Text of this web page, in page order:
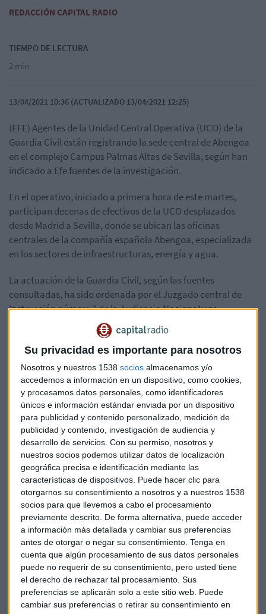
Su privacidad es importante para nosotros
Nosotros y nuestros 1538 socios almacenamos y/o
accedemos a información en un dispositivo, como cookies,
y procesamos datos personales, como identificadores
únicos e información estándar enviada por un dispositivo
para publicidad y contenido personalizado, medición de
publicidad y contenido, investigación de audiencia y
desarrollo de servicios. Con su permiso, nosotros y
nuestros socios podemos utilizar datos de localización
geográfica precisa e identificación mediante las
características de dispositivos. Puede hacer clic para
otorgarnos su consentimiento a nosotros y a nuestros 1538
socios para que llevemos a cabo el procesamiento
previamente descrito. De forma alternativa, puede acceder
a información más detallada y cambiar sus preferencias
antes de otorgar o negar su consentimiento. Tenga en
cuenta que algún procesamiento de sus datos personales
puede no requerir de su consentimiento, pero usted tiene
el derecho de rechazar tal procesamiento. Sus
preferencias se aplicarán solo a este sitio web. Puede
cambiar sus preferencias o retirar su consentimiento en
REDACCIÓN CAPITAL RADIO
TIEMPO DE LECTURA
2 min
13/04/2021 10:36 (ACTUALIZADO 13/04/2021 12:25)
(EFE) Agentes de la Unidad Central Operativa (UCO) de la
Guardia Civil están registrando la sede central de Abengoa
en el complejo Campus Palmas Altas de Sevilla, según han
indicado a Efe fuentes de la investigación.
En el operativo, iniciado a primera hora de este martes,
participan decenas de efectivos de la UCO desplazados
desde Madrid a Sevilla, donde se ubican las oficinas
centrales de la compañía española Abengoa, especializada
en los sectores de infraestructuras, energía y agua.
La actuación de la Guardia Civil, según las fuentes
consultadas, ha sido ordenada por el Juzgado central de
Instrucción número 2 de la Audiencia Nacional y se
encuentra bajo secreto judicial
Abengoa recibe una oferta por parte de los propietarios
mexicanos de OHL
OHL y ahora Abengoa: la conquista de los Amodio en la
bolsa española
Abengoa solicita un rescate de 249 millones de euros a la
SEPI
El registro se ha iniciado nada más comenzar la jornada
laboral, cuando los agentes han accedido a distintos
departamentos de la sede, donde trabajan unas mil
personas.
Estas fuentes han indicado que en Palmas Altas está “el
corazón de la empresa”, con las sedes centrales no solo de
su administración principal sino de empresas filiales, como
Abengoa Agua, Abengoa Energía o Abenewco.
Los trabajadores permanecen en el edificio principal a la